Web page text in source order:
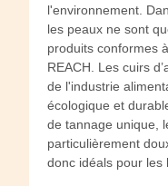
l'environnement.
les peaux ne sont
produits conformes
REACH. Les cuirs
de l'industrie
écologique et
de tannage unique,
particulièrement
donc idéals pour les